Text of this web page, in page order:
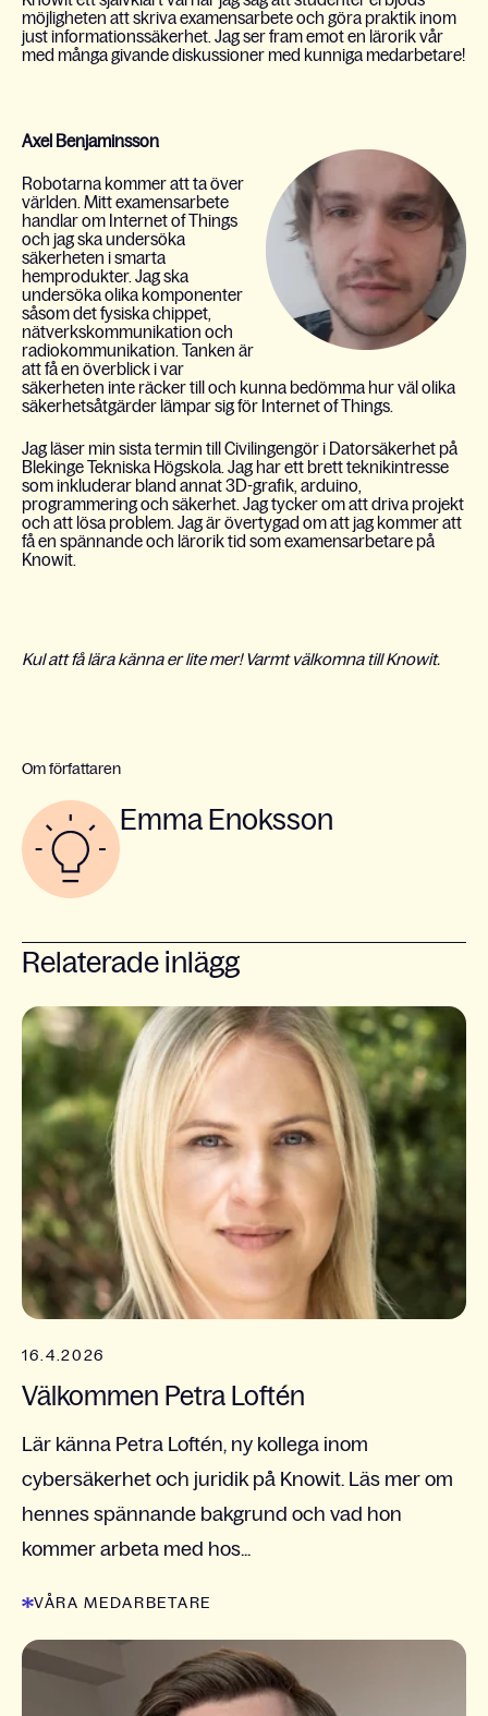
möjligheten att skriva examensarbete och göra praktik inom
just informationssäkerhet. Jag ser fram emot en lärorik vår
med många givande diskussioner med kunniga medarbetare!
Axel Benjaminsson
Robotarna kommer att ta över
världen. Mitt examensarbete
handlar om Internet of Things
och jag ska undersöka
säkerheten i smarta
hemprodukter. Jag ska
undersöka olika komponenter
såsom det fysiska chippet,
nätverkskommunikation och
radiokommunikation. Tanken är
att få en överblick i var
säkerheten inte räcker till och kunna bedömma hur väl olika
säkerhetsåtgärder lämpar sig för Internet of Things.
Jag läser min sista termin till Civilingengör i Datorsäkerhet på
Blekinge Tekniska Högskola. Jag har ett brett teknikintresse
som inkluderar bland annat 3D-grafik, arduino,
programmering och säkerhet. Jag tycker om att driva projekt
och att lösa problem. Jag är övertygad om att jag kommer att
få en spännande och lärorik tid som examensarbetare på
Knowit.
Kul att få lära känna er lite mer! Varmt välkomna till Knowit.
Om författaren
Emma Enoksson
Relaterade inlägg
16.4.2026
Välkommen Petra Loftén
Lär känna Petra Loftén, ny kollega inom
cybersäkerhet och juridik på Knowit. Läs mer om
hennes spännande bakgrund och vad hon
kommer arbeta med hos...
VÅRA MEDARBETARE